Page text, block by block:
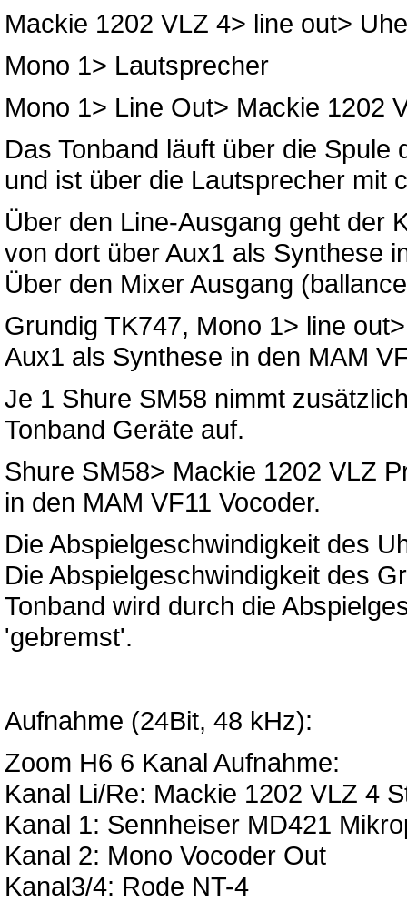
Mackie 1202 VLZ 4> line out>
Mono 1> Lautsprecher
Mono 1> Line Out> Mackie 1202
Das Tonband läuft über die
und ist über die Lautsprecher mit
Über den Line-Ausgang geht der
von dort über Aux1 als Synthese
Über den Mixer Ausgang
Grundig TK747, Mono 1> line
Aux1 als Synthese in den MAM
Je 1 Shure SM58 nimmt
Tonband Geräte auf.
Shure SM58> Mackie 1202 VLZ
in den MAM VF11 Vocoder.
Die Abspielgeschwindigkeit des
Die Abspielgeschwindigkeit des
Tonband wird durch die
'gebremst'.
Aufnahme (24Bit, 48 kHz):
Zoom H6 6 Kanal Aufnahme:
Kanal Li/Re: Mackie 1202 VLZ 4
Kanal 1: Sennheiser MD421
Kanal 2: Mono Vocoder Out
Kanal3/4: Rode NT-4